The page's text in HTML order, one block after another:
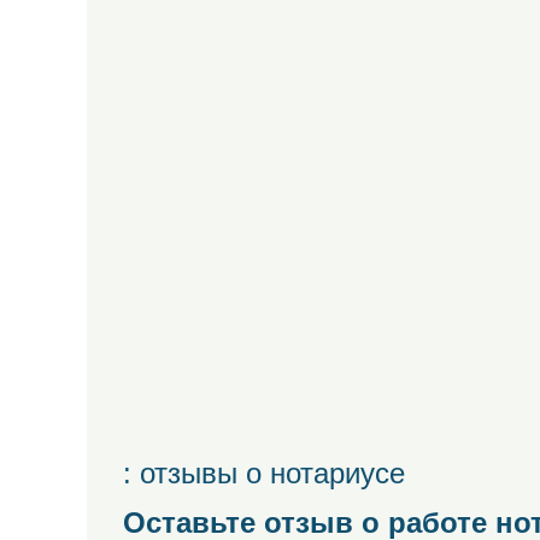
: отзывы о нотариусе
Оставьте отзыв о работе